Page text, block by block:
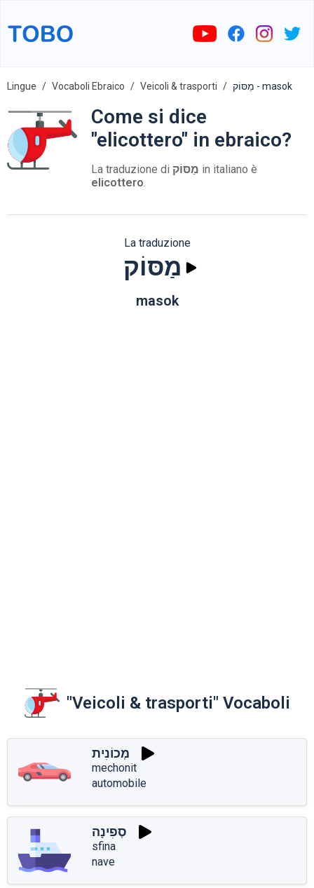
Lingue Vocaboli Ebraico Veicoli & trasporti מַסּוֹק - masok
Come si dice
"elicottero" in ebraico?
La traduzione di מַסּוֹק in italiano è
elicottero.
La traduzione
מַסּוֹק
masok
"Veicoli & trasporti" Vocaboli
מְכוֹנִית
mechonit
automobile
סְפִינָה
sfina
nave